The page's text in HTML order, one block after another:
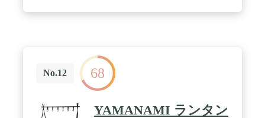
No.12 68
YAMANAMI ランタン